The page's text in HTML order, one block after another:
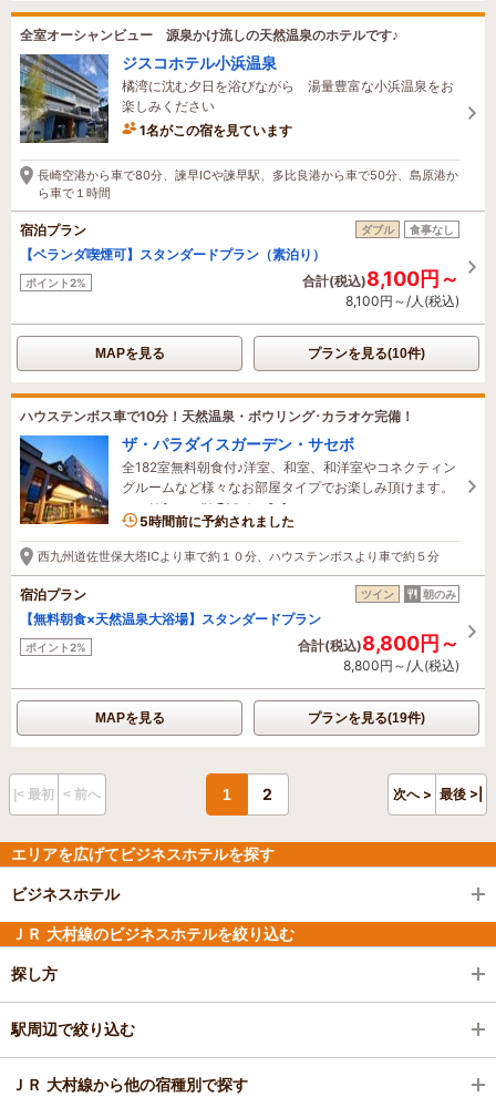
全室オーシャンビュー 源泉かけ流しの天然温泉のホテルです♪
ジスコホテル小浜温泉
橘湾に沈む夕日を浴びながら 湯量豊富な小浜温泉をお
楽しみください
1名がこの宿を見ています
長崎空港から車で80分、諫早ICや諫早駅、多比良港から車で50分、島原港か
ら車で１時間
宿泊プラン ダブル 食事なし
【ベランダ喫煙可】スタンダードプラン（素泊り）
ポイント2% 合計(税込)8,100円～
8,100円～/人(税込)
MAPを見る プランを見る(10件)
ハウステンボス車で10分！天然温泉・ボウリング･カラオケ完備！
ザ・パラダイスガーデン・サセボ
全182室無料朝食付♪洋室、和室、和洋室やコネクティン
グルームなど様々なお部屋タイプでお楽しみ頂けます。
1名がこの宿を見ています
西九州道佐世保大塔ICより車で約１０分、ハウステンボスより車で約５分
宿泊プラン ツイン 朝のみ
【無料朝食×天然温泉大浴場】スタンダードプラン
ポイント2% 合計(税込)8,800円～
8,800円～/人(税込)
MAPを見る プランを見る(19件)
|< 最初 < 前へ 1 2 次へ > 最後 >|
エリアを広げてビジネスホテルを探す
ビジネスホテル
ＪＲ 大村線のビジネスホテルを絞り込む
探し方
駅周辺で絞り込む
ＪＲ 大村線から他の宿種別で探す